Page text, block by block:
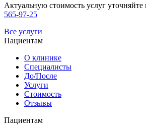
Актуальную стоимость услуг уточняйте
565-97-25
Все услуги
Пациентам
О клинике
Специалисты
До/После
Услуги
Стоимость
Отзывы
Пациентам